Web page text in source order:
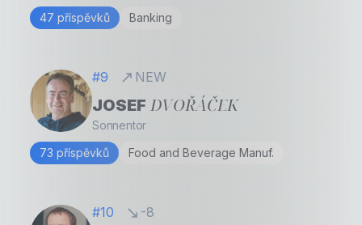
47 příspěvků Banking
#9 NEW
JOSEF DVOŘÁČEK
Sonnentor
73 příspěvků
Food and Beverage Manuf.
#10 -8